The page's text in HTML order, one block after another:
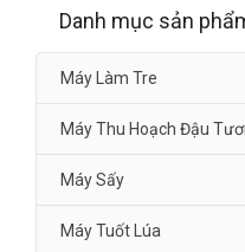
Danh mục sản
Máy Làm Tre
Máy Thu Hoạch Đậu
Máy Sấy
Máy Tuốt Lúa